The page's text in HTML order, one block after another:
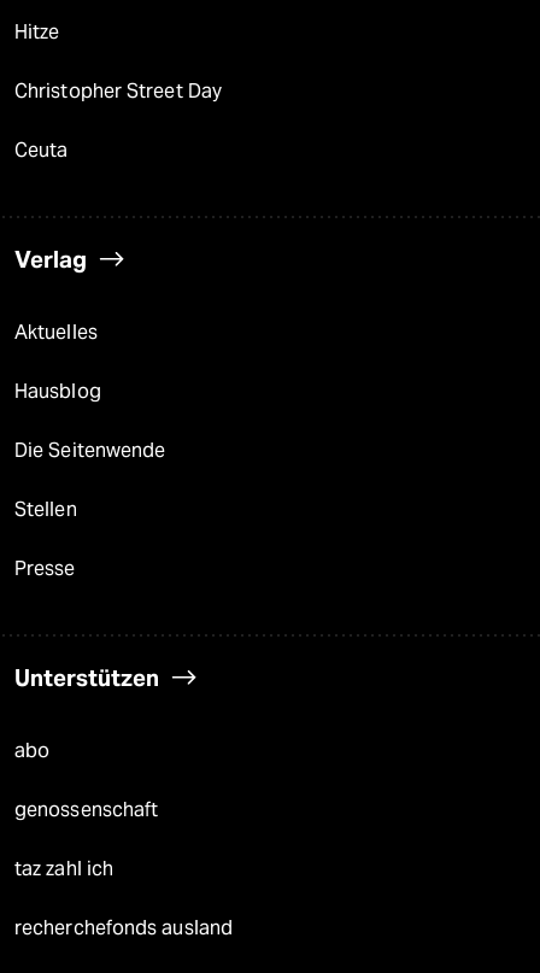
Hitze
Christopher Street Day
Ceuta
Verlag
Aktuelles
Hausblog
Die Seitenwende
Stellen
Presse
Unterstützen
abo
genossenschaft
taz zahl ich
recherchefonds ausland